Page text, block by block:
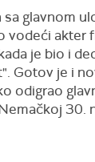
sa glavnom
vodeći akter
je bio i
Gotov je i
odigrao
30.